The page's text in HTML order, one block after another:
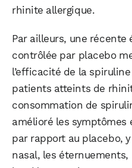
rhinite allergique.
Par ailleurs, une récente
contrôlée par placebo
l’efficacité de la
patients atteints de
consommation de
amélioré les symptômes
par rapport au placebo,
nasal, les